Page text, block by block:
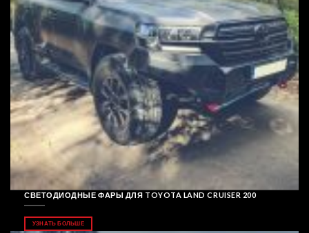
СВЕТОДИОДНЫЕ ФАРЫ ДЛЯ TOYOTA LAND CRUISER 200
УЗНАТЬ БОЛЬШЕ